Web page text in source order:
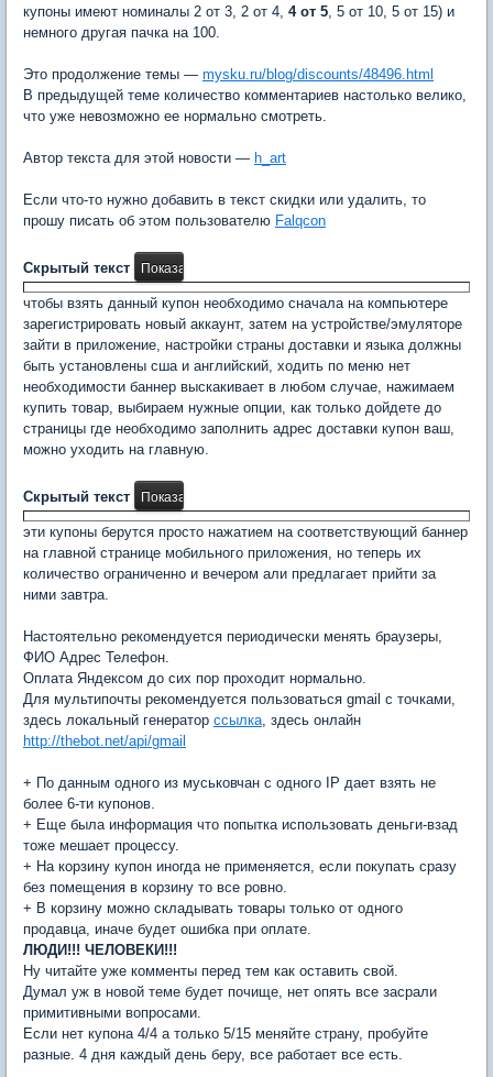
купоны имеют номиналы 2 от 3, 2 от 4, 4 от 5, 5 от 10, 5 от 15) и
немного другая пачка на 100.
Это продолжение темы — mysku.ru/blog/discounts/48496.html
В предыдущей теме количество комментариев настолько велико,
что уже невозможно ее нормально смотреть.
Автор текста для этой новости — h_art
Если что-то нужно добавить в текст скидки или удалить, то
прошу писать об этом пользователю Falqcon
Скрытый текст
чтобы взять данный купон необходимо сначала на компьютере
зарегистрировать новый аккаунт, затем на устройстве/эмуляторе
зайти в приложение, настройки страны доставки и языка должны
быть установлены сша и английский, ходить по меню нет
необходимости баннер выскакивает в любом случае, нажимаем
купить товар, выбираем нужные опции, как только дойдете до
страницы где необходимо заполнить адрес доставки купон ваш,
можно уходить на главную.
Скрытый текст
эти купоны берутся просто нажатием на соответствующий баннер
на главной странице мобильного приложения, но теперь их
количество ограниченно и вечером али предлагает прийти за
ними завтра.
Настоятельно рекомендуется периодически менять браузеры,
ФИО Адрес Телефон.
Оплата Яндексом до сих пор проходит нормально.
Для мультипочты рекомендуется пользоваться gmail с точками,
здесь локальный генератор ссылка, здесь онлайн
http://thebot.net/api/gmail
+ По данным одного из муськовчан с одного IP дает взять не
более 6-ти купонов.
+ Еще была информация что попытка использовать деньги-взад
тоже мешает процессу.
+ На корзину купон иногда не применяется, если покупать сразу
без помещения в корзину то все ровно.
+ В корзину можно складывать товары только от одного
продавца, иначе будет ошибка при оплате.
ЛЮДИ!!! ЧЕЛОВЕКИ!!!
Ну читайте уже комменты перед тем как оставить свой.
Думал уж в новой теме будет почище, нет опять все засрали
примитивными вопросами.
Если нет купона 4/4 а только 5/15 меняйте страну, пробуйте
разные. 4 дня каждый день беру, все работает все есть.